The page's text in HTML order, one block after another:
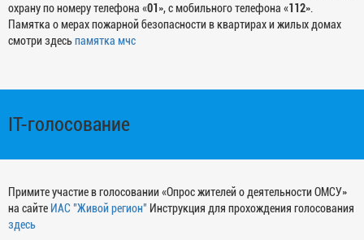
охрану по номеру телефона «01 », с мобильного телефона «112».
Памятка о мерах пожарной безопасности в квартирах и жилых домах
смотри здесьпамятка мчс
IT-голосование
Примите участие в голосовании «Опрос жителей о деятельности ОМСУ»
на сайте ИАС "Живой регион" Инструкция для прохождения голосования
здесь